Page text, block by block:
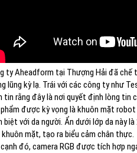
ty Aheadform tại Thượng Hải đã chế
lũng kỳ lạ. Trái với các công ty như
tin rằng đây là nơi quyết định lòng tin
phẩm được kỳ vọng là khuôn mặt
biệt với da người. Ẩn dưới lớp da này
mặt, tạo ra biểu cảm chân thực.
đó, camera RGB được tích hợp